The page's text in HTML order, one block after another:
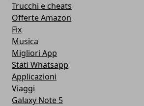
Trucchi e cheats
Offerte Amazon
Fix
Musica
Migliori App
Stati Whatsapp
Applicazioni
Viaggi
Galaxy Note 5